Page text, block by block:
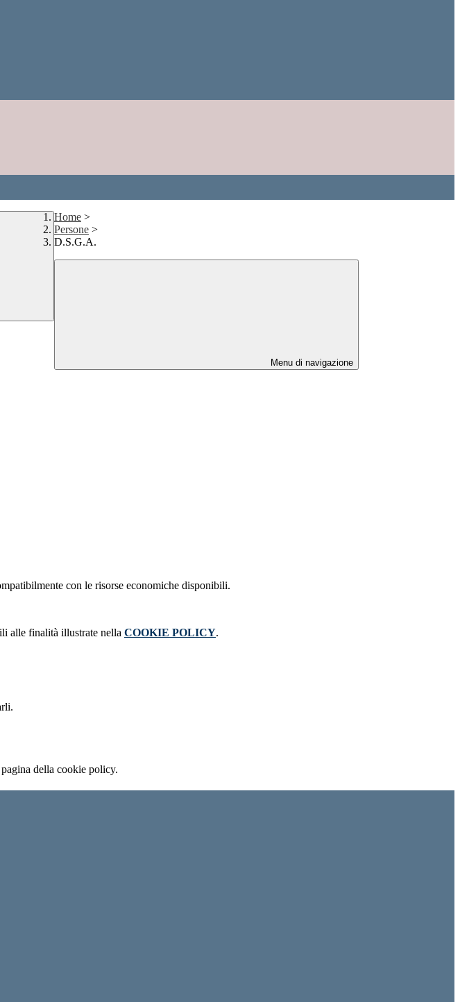
Home >
Persone >
D.S.G.A.
Menu di navigazione
con le risorse economiche disponibili.
alle finalità illustrate nella COOKIE POLICY.
della cookie policy.